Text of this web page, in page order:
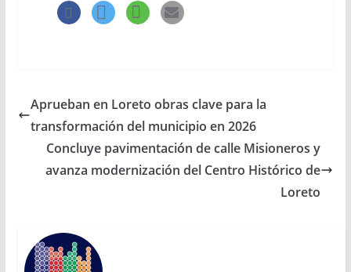
Aprueban en Loreto obras clave para la
transformación del municipio en 2026
Concluye pavimentación de calle Misioneros y
avanza modernización del Centro Histórico de
Loreto